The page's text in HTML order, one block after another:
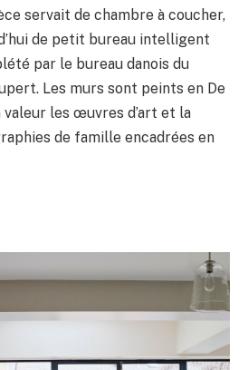
servait de chambre à coucher,
de petit bureau intelligent
par le bureau danois du
Les murs sont peints en De
valeur les œuvres d’art et la
de famille encadrées en